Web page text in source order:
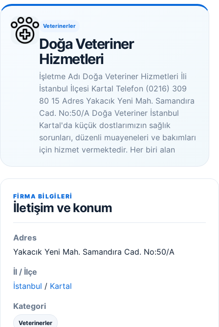
Veterinerler
Doğa Veteriner
Hizmetleri
İşletme Adı Doğa Veteriner Hizmetleri İli
İstanbul İlçesi Kartal Telefon (0216) 309
80 15 Adres Yakacık Yeni Mah. Samandıra
Cad. No:50/A Doğa Veteriner İstanbul
Kartal'da küçük dostlarımızın sağlık
sorunları, düzenli muayeneleri ve bakımları
için hizmet vermektedir. Her biri alan
FIRMA BILGILERI
İletişim ve konum
Adres
Yakacık Yeni Mah. Samandıra Cad. No:50/A
İl / İlçe
İstanbul / Kartal
Kategori
Veterinerler